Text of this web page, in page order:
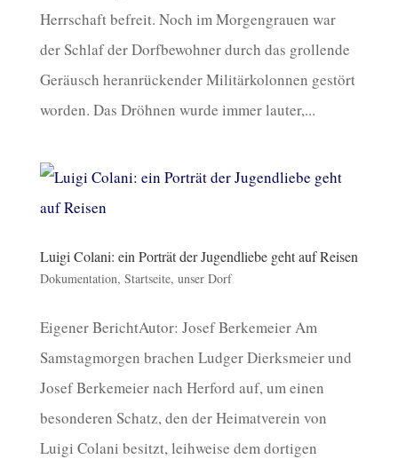
Herrschaft befreit. Noch im Morgengrauen war
der Schlaf der Dorfbewohner durch das grollende
Geräusch heranrückender Militärkolonnen gestört
worden. Das Dröhnen wurde immer lauter,...
Luigi Colani: ein Porträt der Jugendliebe geht auf Reisen
Dokumentation, Startseite, unser Dorf
Eigener BerichtAutor: Josef Berkemeier Am
Samstagmorgen brachen Ludger Dierksmeier und
Josef Berkemeier nach Herford auf, um einen
besonderen Schatz, den der Heimatverein von
Luigi Colani besitzt, leihweise dem dortigen